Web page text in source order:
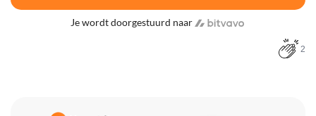
Je wordt doorgestuurd naar
2